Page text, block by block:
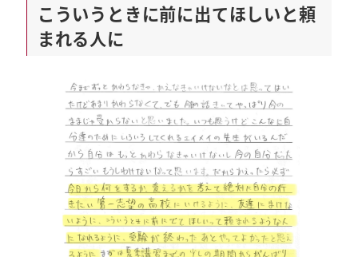
こういうときに前に出てほしいと頼
まれる人に